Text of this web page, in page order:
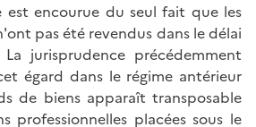
est encourue du seul fait que les
pas été revendus dans le délai
jurisprudence précédemment
égard dans le régime antérieur
de biens apparaît transposable
professionnelles placées sous le